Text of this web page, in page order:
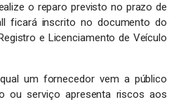
o reparo previsto no prazo de
ficará inscrito no documento do
e Licenciamento de Veículo
um fornecedor vem a público
ou serviço apresenta riscos aos